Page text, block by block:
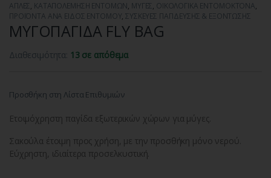
ΑΠΛΕΣ, ΚΑΤΑΠΟΛΕΜΗΣΗ ΕΝΤΟΜΩΝ, ΜΥΓΕΣ, ΟΙΚΟΛΟΓΙΚΑ ΕΝΤΟΜΟΚΤΟΝΑ,
ΠΡΟΪΟΝΤΑ ΑΝΑ ΕΙΔΟΣ ΕΝΤΟΜΟΥ,ΣΥΣΚΕΥΕΣ ΠΑΓΙΔΕΥΣΗΣ & ΕΞΟΝΤΩΣΗΣ
ΜΥΓΟΠΑΓΙΔΑ FLY BAG
Διαθεσιμότητα: 13 σε απόθεμα
Προσθήκη στη Λίστα Επιθυμιών
Ετοιμόχρηστη παγίδα εξωτερικών χώρων για μύγες.
Σακούλα έτοιμη προς χρήση, με την προσθήκη μόνο νερού.
Εύχρηστη, ιδιαίτερα προσελκυστική.